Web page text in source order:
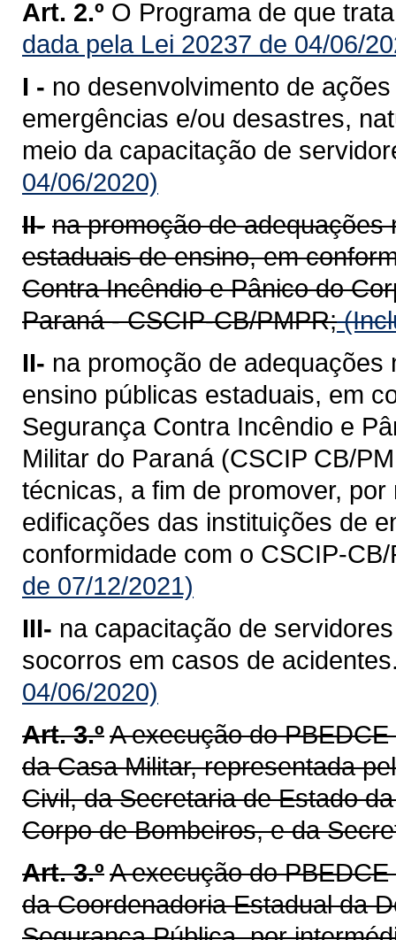
Art. 2.º O Programa de que
dada pela Lei 20237 de 04/06/
I - no desenvolvimento de
emergências e/ou desastres,
meio da capacitação de
04/06/2020)
II- na promoção de
estaduais de ensino, em
Contra Incêndio e Pânico do
Paraná - CSCIP-CB/PMPR;
II- na promoção de
ensino públicas estaduais, em
Segurança Contra Incêndio e
Militar do Paraná (CSCIP CB/
técnicas, a fim de promover,
edificações das instituições de
conformidade com o CSCIP-
de 07/12/2021)
III- na capacitação de
socorros em casos de
04/06/2020)
Art. 3.ºA execução do
da Casa Militar, representada
Civil, da Secretaria de Estado
Corpo de Bombeiros, e da
Art. 3.ºA execução do
da Coordenadoria Estadual da